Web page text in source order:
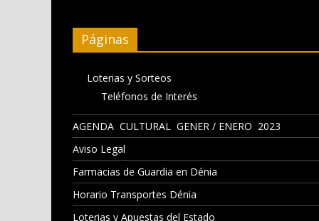
Páginas
Loterias y Sorteos
Teléfonos de Interés
AGENDA CULTURAL GENER / ENERO 2023
Aviso Legal
Farmacias de Guardia en Dénia
Horario Transportes Dénia
Loterias y Apuestas del Estado